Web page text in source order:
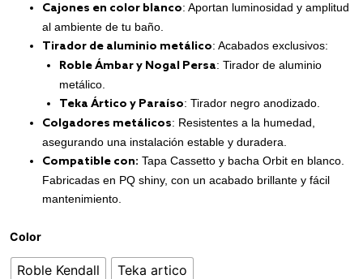
Cajones en color blanco: Aportan luminosidad y amplitud
al ambiente de tu baño.
Tirador de aluminio metálico: Acabados exclusivos:
Roble Ámbar y Nogal Persa: Tirador de aluminio
metálico.
Teka Ártico y Paraíso: Tirador negro anodizado.
Colgadores metálicos: Resistentes a la humedad,
asegurando una instalación estable y duradera.
Compatible con: Tapa Cassetto y bacha Orbit en blanco.
Fabricadas en PQ shiny, con un acabado brillante y fácil
mantenimiento.
Color
Roble Kendall Teka artico